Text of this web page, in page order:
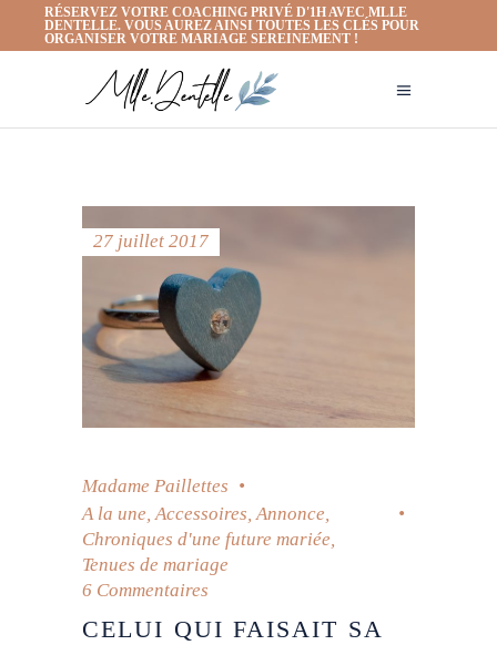
RÉSERVEZ VOTRE COACHING PRIVÉ D'1H AVEC MLLE
DENTELLE. VOUS AUREZ AINSI TOUTES LES CLÉS POUR
ORGANISER VOTRE MARIAGE SEREINEMENT !
27 juillet 2017
Madame Paillettes
A la une,Accessoires,Annonce,
Chroniques d'une future mariée,
Tenues de mariage
6 Commentaires
CELUI QUI FAISAIT SA